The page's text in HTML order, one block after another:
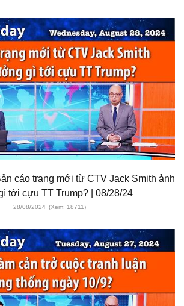
cáo trạng mới từ CTV Jack Smith ảnh
tới cựu TT Trump? | 08/28/24
28/08/2024 (Xem: 18711)